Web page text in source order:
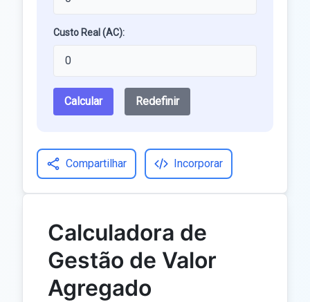
Custo Real (AC):
Calcular Redefinir
Compartilhar Incorporar
Calculadora de
Gestão de Valor
Agregado